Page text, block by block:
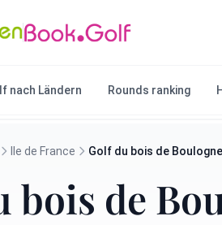
nach Ländern Rounds ranking
Ile de France Golf du bois de Boulogne
bois de